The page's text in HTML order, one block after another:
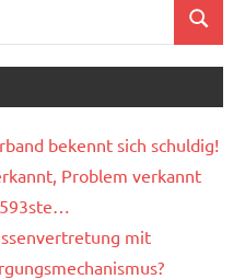
Suchen
bekennt sich schuldig!
Problem verkannt
mit